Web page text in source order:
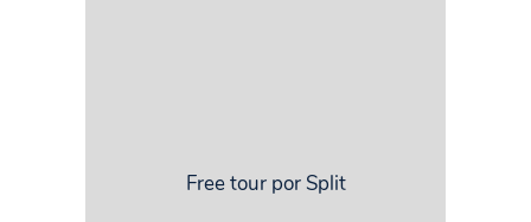
Free tour por Split